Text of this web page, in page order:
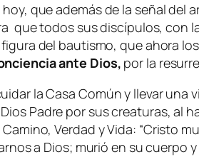
que además de la señal
que todos sus discípulos, con
del bautismo, que ahora
ante Dios, por la
la Casa Común y llevar
Padre por sus creaturas, al
Verdad y Vida: “Cristo
a Dios; murió en su cuerpo